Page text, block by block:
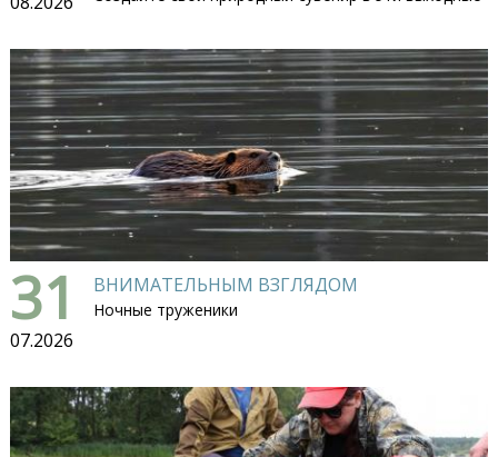
31
07.2026
ВНИМАТЕЛЬНЫМ ВЗГЛЯДОМ
Ночные труженики